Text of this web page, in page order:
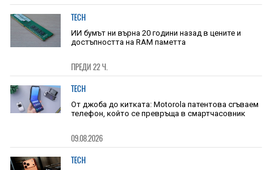
TECH
ИИ бумът ни върна 20 години назад в цените и
достъпността на RAM паметта
ПРЕДИ 22 Ч.
TECH
От джоба до китката: Motorola патентова сгъваем
телефон, който се превръща в смартчасовник
09.08.2026
TECH